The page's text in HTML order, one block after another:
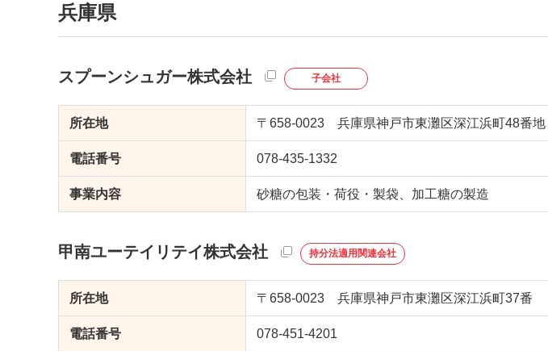
兵庫県
スプーンシュガー株式会社 子会社
所在地 〒658-0023 兵庫県神戸市東灘区深江浜町48番地
電話番号 078-435-1332
事業内容 砂糖の包装・荷役・製袋、加工糖の製造
甲南ユーテイリテイ株式会社 持分法適用関連会社
所在地 〒658-0023 兵庫県神戸市東灘区深江浜町37番
電話番号 078-451-4201